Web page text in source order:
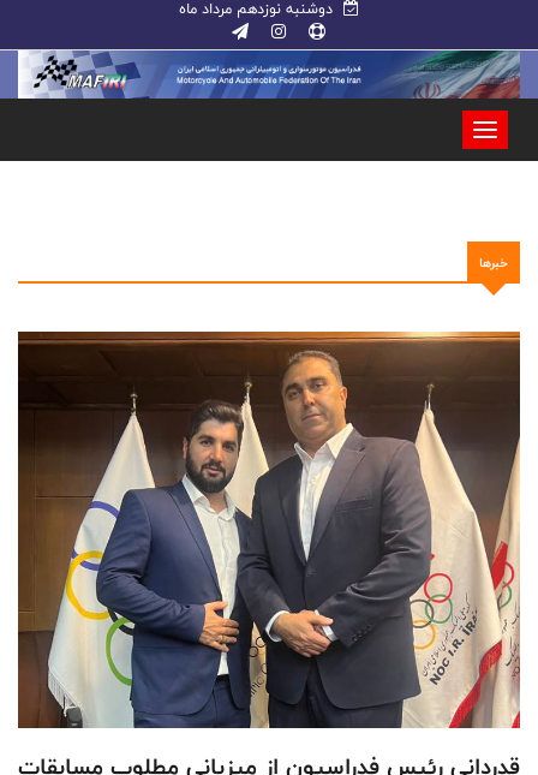
دوشنبه نوزدهم مرداد ماه
خبرها
قدردانی رئیس فدراسیون از میزبانی مطلوب مسابقات